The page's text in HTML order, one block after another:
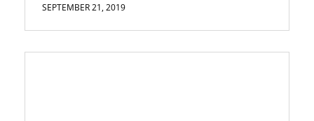
SEPTEMBER 21, 2019